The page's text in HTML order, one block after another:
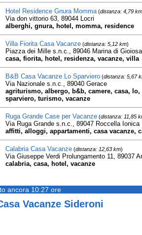
Hotel Residence Gnura Momma(distanza: 4,79 km
Via don vittorio 63, 89044 Locri
alberghi, gnura, hotel, momma, residence
Villa Fiorita Casa Vacanze(distanza: 5,12 km)
Piazza dei Mille s.n.c., 89046 Marina di
casa, fiorita, hotel, residenza, vacanze, villa
B&B Casa Vacanze Lo Sparviero(distanza: 5,67
Via Nazionale s.n.c., 89040 Gerace
agriturismo, albergo, b&b, camere, casa,
sparviero, turismo, vacanze
Ruga Grande Case per Vacanze(distanza: 11,85
Via Ruga Grande s.n.c., 89047 Roccella Ionica
affitti, alloggi, appartamenti, casa vacanze,
Calabria Casa Vacanze(distanza: 12,63 km)
Via Giuseppe Verdi Prolungamento 11, 89037
calabria, casa, hotel, vacanze
ancora 10:27 ore
Vacanze Sideroni